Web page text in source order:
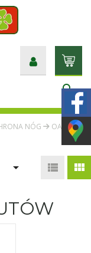
search
NÓG
OA -
  